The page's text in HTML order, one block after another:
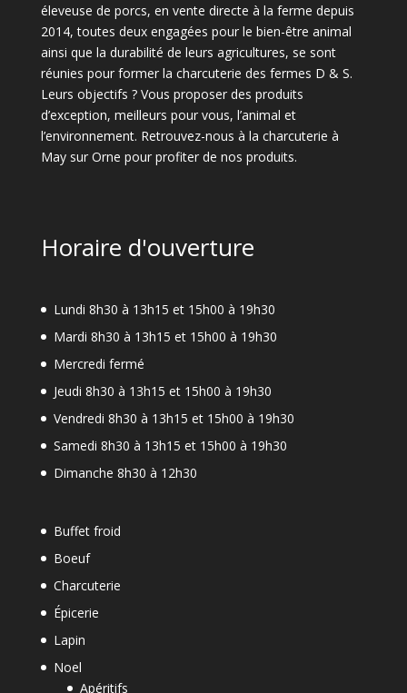
éleveuse de porcs, en vente directe à la ferme depuis
2014, toutes deux engagées pour le bien-être animal
ainsi que la durabilité de leurs agricultures, se sont
réunies pour former la charcuterie des fermes D & S.
Leurs objectifs ? Vous proposer des produits
d’exception, meilleurs pour vous, l’animal et
l’environnement. Retrouvez-nous à la charcuterie à
May sur Orne pour profiter de nos produits.
Horaire d'ouverture
Lundi 8h30 à 13h15 et 15h00 à 19h30
Mardi 8h30 à 13h15 et 15h00 à 19h30
Mercredi fermé
Jeudi 8h30 à 13h15 et 15h00 à 19h30
Vendredi 8h30 à 13h15 et 15h00 à 19h30
Samedi 8h30 à 13h15 et 15h00 à 19h30
Dimanche 8h30 à 12h30
Buffet froid
Boeuf
Charcuterie
Épicerie
Lapin
Noel
Apéritifs